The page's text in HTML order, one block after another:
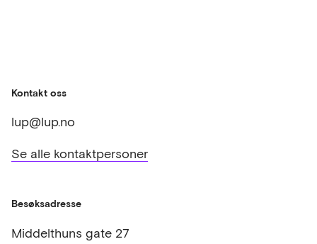
Kontakt oss
lup@lup.no
Se alle kontaktpersoner
Besøksadresse
Middelthuns gate 27